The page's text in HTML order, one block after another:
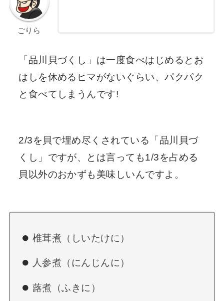
ごりら
「品川貝づくし」は一度食べはじめるとお
はしを休めるヒマがないぐらい、パクパク
と食べてしまうんです!
2/3を貝で埋め尽くされている「品川貝づ
くし」ですが、とは言っても1/3を占める
貝以外のおかずも美味しいんですよ。
椎茸煮（しいたけに）
人参煮（にんじんに）
蕗煮（ふきに）